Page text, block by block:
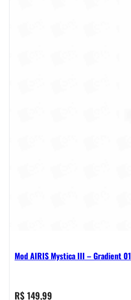
Mod AIRIS Mystica III – Gradient 01
R$149,99